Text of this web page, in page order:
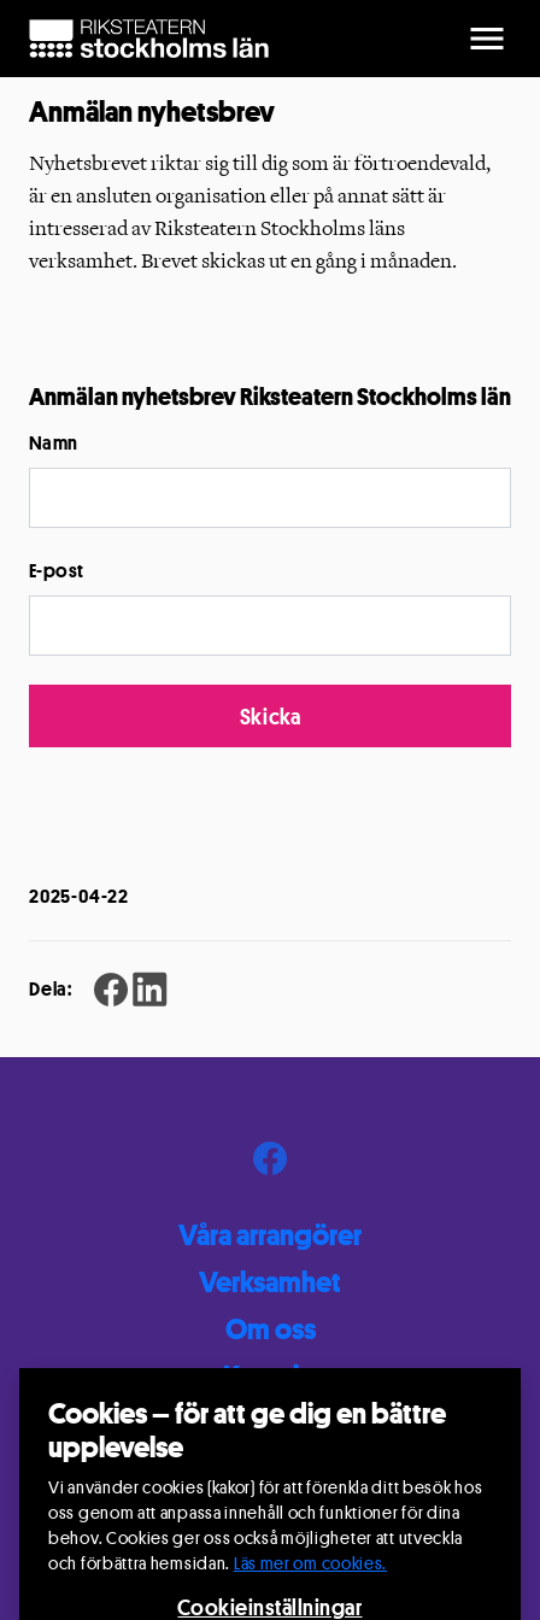
Cookies – för att ge dig en bättre
upplevelse
Vi använder cookies (kakor) för att förenkla ditt besök hos
oss genom att anpassa innehåll och funktioner för dina
behov. Cookies ger oss också möjligheter att utveckla
och förbättra hemsidan. Läs mer om cookies.
Cookieinställningar
Anmälan nyhetsbrev
Nyhetsbrevet riktar sig till dig som är förtroendevald,
är en ansluten organisation eller på annat sätt är
intresserad av Riksteatern Stockholms läns
verksamhet. Brevet skickas ut en gång i månaden.
Anmälan nyhetsbrev Riksteatern Stockholms län
Namn
E-post
Skicka
2025-04-22
Dela:
Våra arrangörer
Verksamhet
Om oss
Kontakt
Mina sidor